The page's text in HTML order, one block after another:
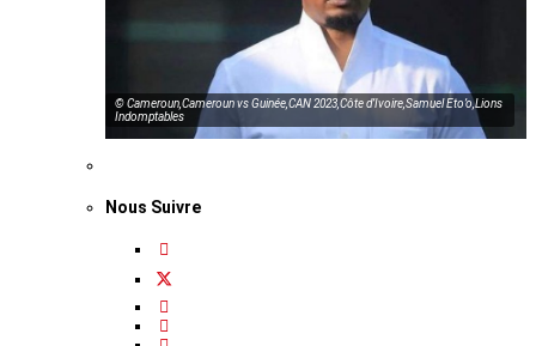
© Cameroun,Cameroun vs Guinée,CAN 2023,Côte d’Ivoire,Samuel Eto’o,Lions
Indomptables
Nous Suivre